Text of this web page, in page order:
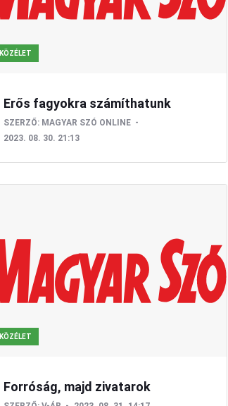
KÖZÉLET
Erős fagyokra számíthatunk
SZERZŐ: MAGYAR SZÓ ONLINE
2023. 08. 30. 21:13
KÖZÉLET
Forróság, majd zivatarok